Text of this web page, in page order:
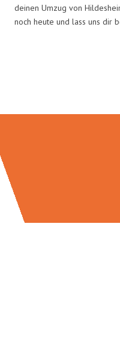
deinen Umzug von
noch heute und lass uns dir